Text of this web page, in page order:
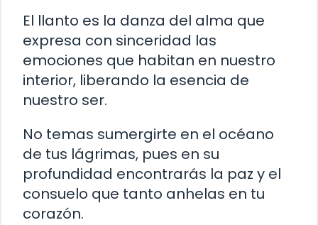
El llanto es la danza del alma que
expresa con sinceridad las
emociones que habitan en nuestro
interior, liberando la esencia de
nuestro ser.
No temas sumergirte en el océano
de tus lágrimas, pues en su
profundidad encontrarás la paz y el
consuelo que tanto anhelas en tu
corazón.